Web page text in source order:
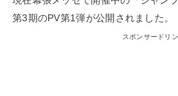
第3期のPV第1弾が公開されました。
スポンサードリ